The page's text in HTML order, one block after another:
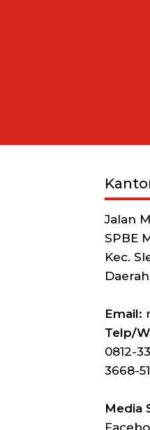
Jalan
SPBE
Kec.
Email:
Telp/
0812-
3668-
Media